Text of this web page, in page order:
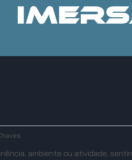
ambiente ou atividade,